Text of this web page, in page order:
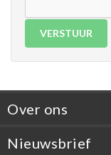
VERSTUUR
Over ons
Nieuwsbrief